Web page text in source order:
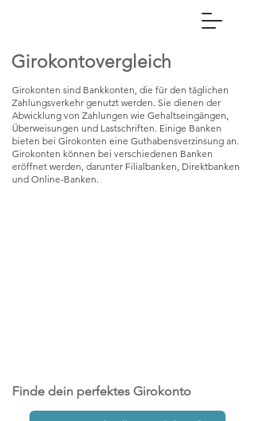
Girokontovergleich
Girokonten sind Bankkonten, die für den täglichen
Zahlungsverkehr genutzt werden. Sie dienen der
Abwicklung von Zahlungen wie Gehaltseingängen,
Überweisungen und Lastschriften. Einige Banken
bieten bei Girokonten eine Guthabensverzinsung an.
Girokonten können bei verschiedenen Banken
eröffnet werden, darunter Filialbanken, Direktbanken
und Online-Banken.
Finde dein perfektes Girokonto